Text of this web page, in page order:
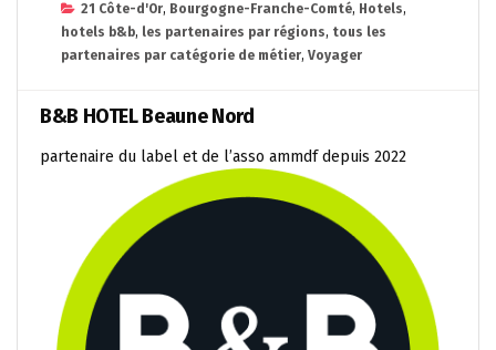
21 Côte-d'Or, Bourgogne-Franche-Comté, Hotels,
hotels b&b, les partenaires par régions, tous les
partenaires par catégorie de métier, Voyager
B&B HOTEL Beaune Nord
partenaire du label et de l’asso ammdf depuis 2022